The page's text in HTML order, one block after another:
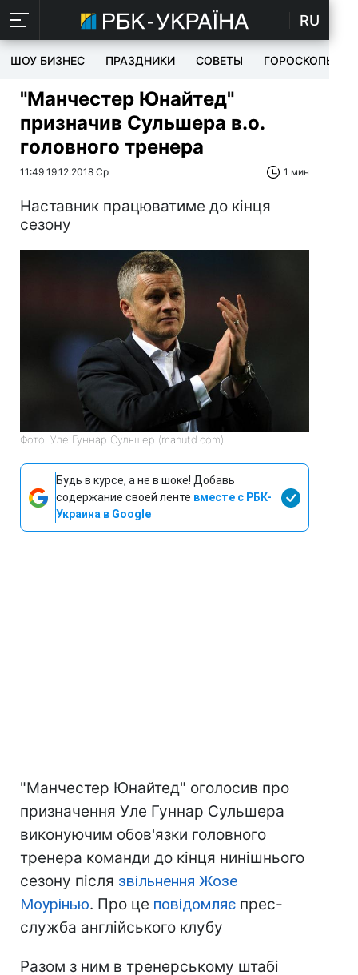
RU
ШОУ БИЗНЕС ПРАЗДНИКИ СОВЕТЫ ГОРОСКОПЫ
"Манчестер Юнайтед"
призначив Сульшера в.о.
головного тренера
11:49 19.12.2018 Ср 1 мин
Наставник працюватиме до кінця
сезону
Фото: Уле Гуннар Сульшер (manutd.com)
Будь в курсе, а не в шоке! Добавь
содержание своей ленте вместе с РБК-
Украина в Google
"Манчестер Юнайтед" оголосив про
призначення Уле Гуннар Сульшера
виконуючим обов'язки головного
тренера команди до кінця нинішнього
сезону після звільнення Жозе
Моурінью. Про це повідомляє прес-
служба англійського клубу
Разом з ним в тренерському штабі